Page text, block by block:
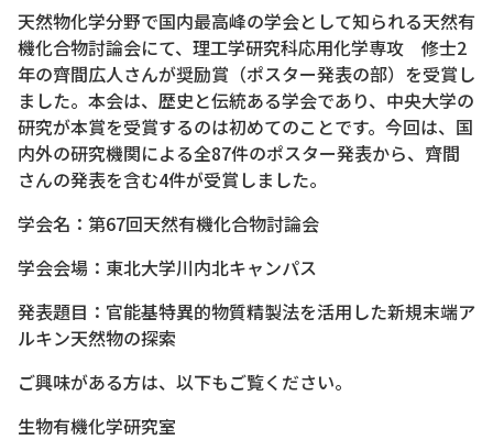
天然物化学分野で国内最高峰の学会として知られる天然有
機化合物討論会にて、理工学研究科応用化学専攻 修士2
年の齊間広人さんが奨励賞（ポスター発表の部）を受賞し
ました。本会は、歴史と伝統ある学会であり、中央大学の
研究が本賞を受賞するのは初めてのことです。今回は、国
内外の研究機関による全87件のポスター発表から、齊間
さんの発表を含む4件が受賞しました。
学会名：第67回天然有機化合物討論会
学会会場：東北大学川内北キャンパス
発表題目：官能基特異的物質精製法を活用した新規末端ア
ルキン天然物の探索
ご興味がある方は、以下もご覧ください。
生物有機化学研究室